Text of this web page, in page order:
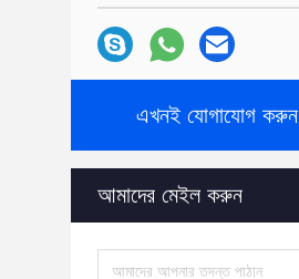
এখনই যোগাযোগ করুন
আমাদের মেইল ​​করুন